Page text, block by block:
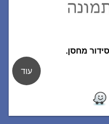
מחסן.
עוד